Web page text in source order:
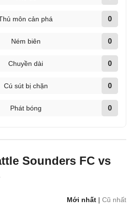
môn cản phá 0
Ném biên 0
Chuyền dài 0
Cú sút bị chặn 0
Phát bóng 0
Sounders FC vs
Mới nhất | Cũ nhất